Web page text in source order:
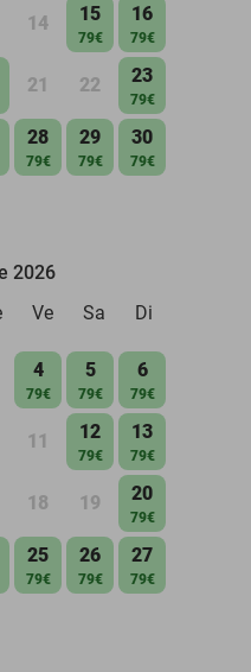
14 15
79€
16
79€
21 22 23
79€
28
79€
29
79€
30
79€
2026
Ve Sa Di
4
79€
5
79€
6
79€
11 12
79€
13
79€
18 19 20
79€
25
79€
26
79€
27
79€